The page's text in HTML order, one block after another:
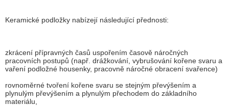
Keramické podložky nabízejí následující přednosti:
zkrácení přípravných časů uspořením časově náročných
pracovních postupů (např. drážkování, vybrušování kořene svaru a
vaření podložné housenky, pracovně náročné obracení svařence)
rovnoměrné tvoření kořene svaru se stejným převýšením a
plynulým převýšením a plynulým přechodem do základního
materiálu,